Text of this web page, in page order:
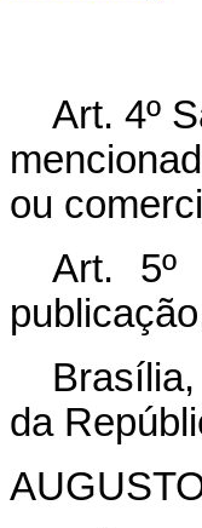
Art. 4º
ou
Art. 5º
da